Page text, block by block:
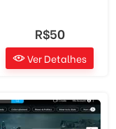
R$50
Ver Detalhes